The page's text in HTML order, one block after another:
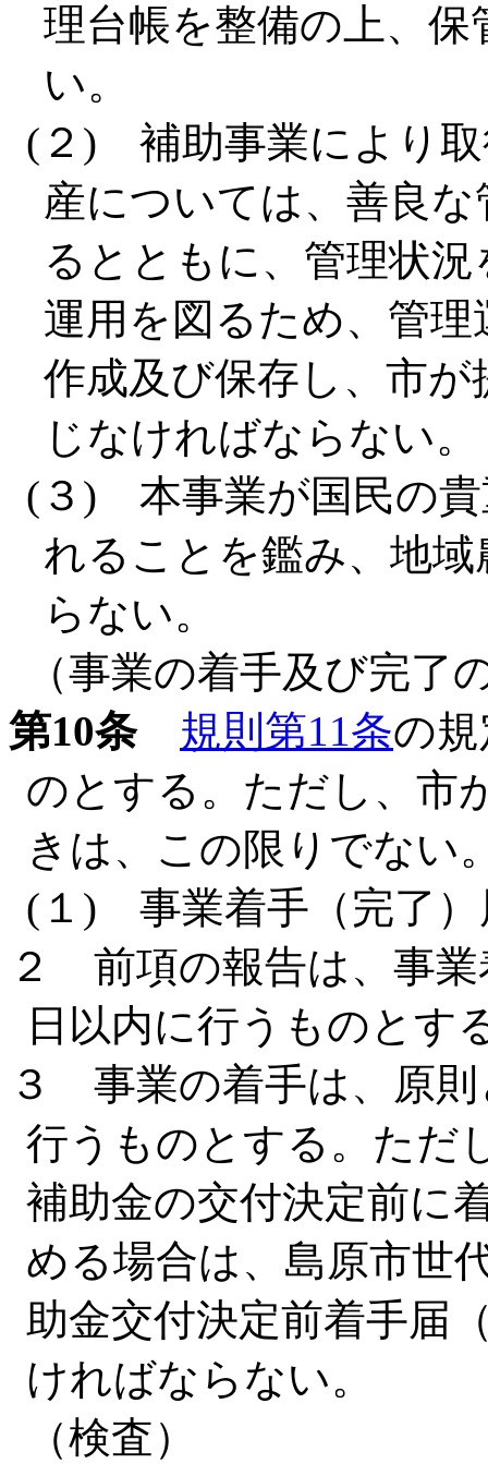
理台帳を整備の上、
い。
(２) 補助事業により取
産については、善良
るとともに、管理状
運用を図るため、管
作成及び保存し、市
じなければならない。
(３) 本事業が国民の貴
れることを鑑み、地
らない。
（事業の着手及び完了
第10条
規則第11条の
のとする。ただし、市
きは、この限りでない
(１) 事業着手（完了）
２ 前項の報告は、事業
日以内に行うものとす
３ 事業の着手は、原則
行うものとする。ただ
補助金の交付決定前に
める場合は、島原市世
助金交付決定前着手届
ければならない。
（検査）